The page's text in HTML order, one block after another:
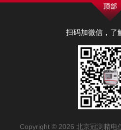
扫码加微信，了
Copyright © 2026 北京冠测精电